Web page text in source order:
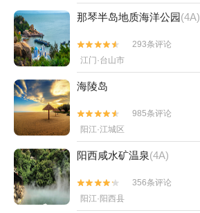
那琴半岛地质海洋公园(4A)


293条评论
江门·台山市
海陵岛


985条评论
阳江·江城区
阳西咸水矿温泉(4A)


356条评论
阳江·阳西县